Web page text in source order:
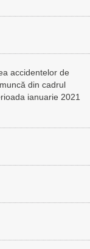
accidentelor de
din cadrul
ianuarie 2021